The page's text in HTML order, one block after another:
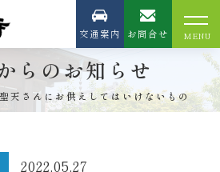
交通案内 お問合せ
らのお知らせ
聖天さんにお供えしてはいけないもの
2022.05.27